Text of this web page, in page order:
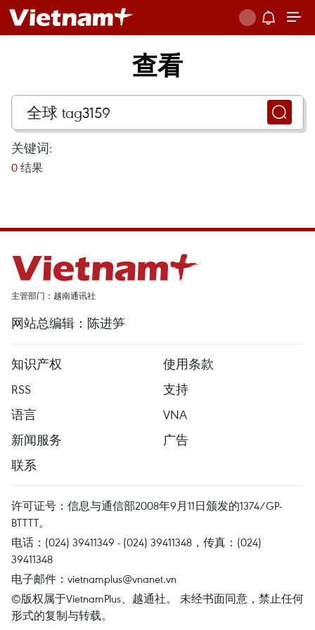
查看
关键词:
0 结果
主管部门：越南通讯社
网站总编辑：陈进笋
知识产权
使用条款
RSS
支持
语言
VNA
新闻服务
广告
联系
许可证号：信息与通信部2008年9月11日颁发的1374/GP-
BTTTT。
电话：(024) 39411349 - (024) 39411348，传真：(024)
39411348
电子邮件： vietnamplus@vnanet.vn
©版权属于VietnamPlus、越通社。 未经书面同意，禁止任何
形式的复制与转载。